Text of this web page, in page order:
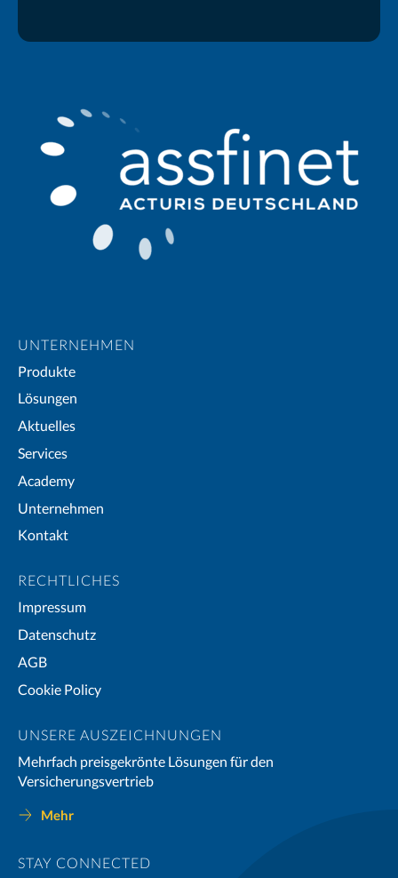
UNTERNEHMEN
Produkte
Lösungen
Aktuelles
Services
Academy
Unternehmen
Kontakt
RECHTLICHES
Impressum
Datenschutz
AGB
Cookie Policy
UNSERE AUSZEICHNUNGEN
Mehrfach preisgekrönte Lösungen für den
Versicherungsvertrieb
Mehr
STAY CONNECTED